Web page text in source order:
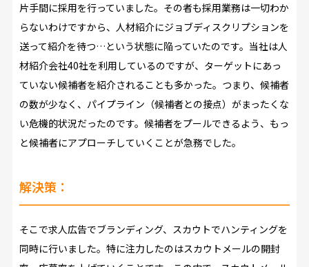
片手間に採用を行っていました。その者も採用業務は一切わか
らないわけですから、人材紹介にジョブディスクリプションを
送って紹介を待つ…という状態に陥っていたのです。当社は人
材紹介会社40社を利用しているのですが、ターゲットにあっ
ていない候補者を紹介されることも多かった。つまり、候補者
の数が少なく、パイプライン（候補者との接点）がまったくな
い危機的状況だったのです。候補者をプールできるよう、もっ
と候補者にアプローチしていくことが急務でした。
解決策：
そこで求人広告でブランディング、スカウトでハンティングを
同時に行いました。特に注力したのはスカウトメールの開封